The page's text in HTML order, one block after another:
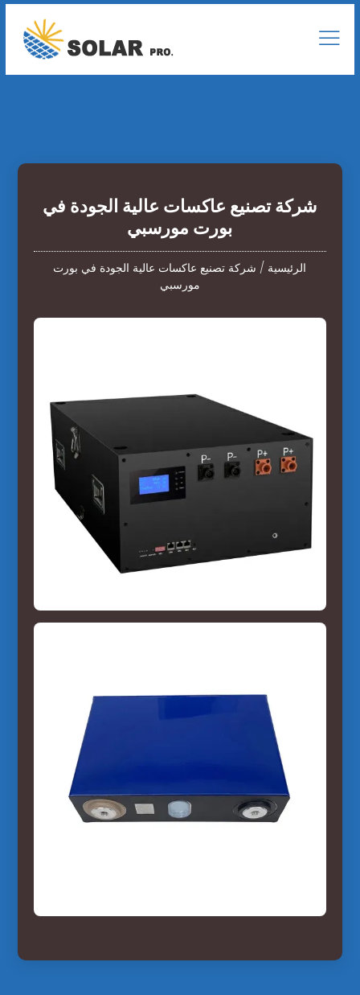
شركة تصنيع عاكسات عالية الجودة في
بورت مورسبي
الرئيسية / شركة تصنيع عاكسات عالية الجودة في بورت
مورسبي